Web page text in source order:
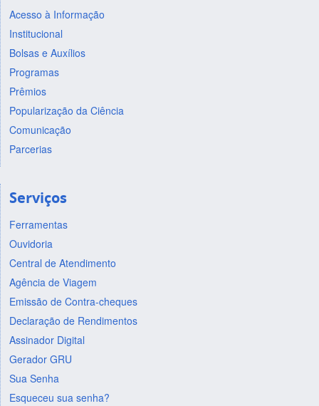
Acesso à Informação
Institucional
Bolsas e Auxílios
Programas
Prêmios
Popularização da Ciência
Comunicação
Parcerias
Serviços
Ferramentas
Ouvidoria
Central de Atendimento
Agência de Viagem
Emissão de Contra-cheques
Declaração de Rendimentos
Assinador Digital
Gerador GRU
Sua Senha
Esqueceu sua senha?